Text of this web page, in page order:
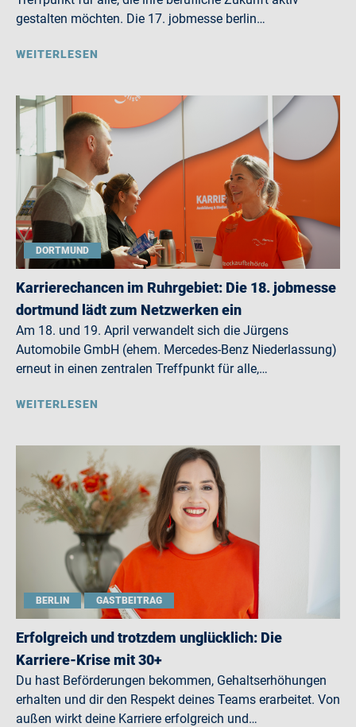
gestalten möchten. Die 17. jobmesse berlin…
WEITERLESEN
DORTMUND
Karrierechancen im Ruhrgebiet: Die 18. jobmesse
dortmund lädt zum Netzwerken ein
Am 18. und 19. April verwandelt sich die Jürgens
Automobile GmbH (ehem. Mercedes-Benz Niederlassung)
erneut in einen zentralen Treffpunkt für alle,…
WEITERLESEN
BERLIN GASTBEITRAG
Erfolgreich und trotzdem unglücklich: Die
Karriere-Krise mit 30+
Du hast Beförderungen bekommen, Gehaltserhöhungen
erhalten und dir den Respekt deines Teams erarbeitet. Von
außen wirkt deine Karriere erfolgreich und…